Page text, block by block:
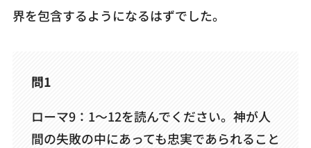
界を包含するようになるはずでした。
問1
ローマ9：1～12を読んでください。神が人
間の失敗の中にあっても忠実であられること